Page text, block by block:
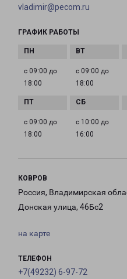
vladimir@pecom.ru
ГРАФИК РАБОТЫ
с 09:00 до
18:00
с 09:00 до
18:00
с 09:00 до
18:00
с 10:00 до
16:00
КОВРОВ
Россия, Владимирская
Донская улица, 46Бс2
на карте
ТЕЛЕФОН
+7(49232) 6-97-72